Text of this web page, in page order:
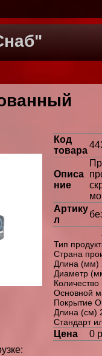
Код
товара
Описа
ние
Артику
л
Тип
Страна
Длина (мм)
Диаметр
Основной
Покрытие
Длина (см)
Стандарт
Цена 0